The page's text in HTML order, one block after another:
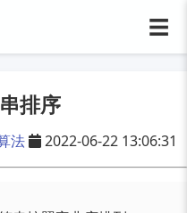
☰
排序
法 2022-06-22 13:06:31